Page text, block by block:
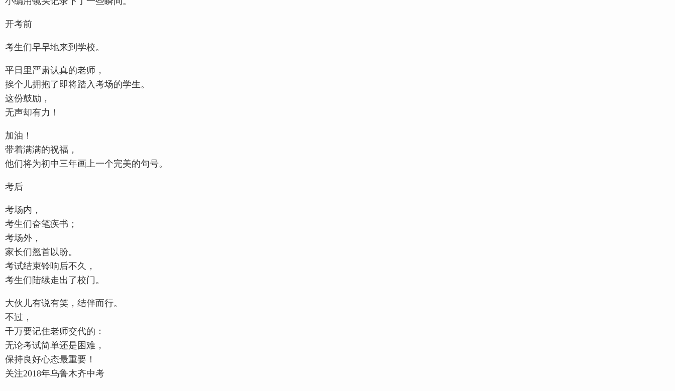
开考前
考生们早早地来到学校。
平日里严肃认真的老师，
挨个儿拥抱了即将踏入考场的学生。
这份鼓励，
无声却有力！
加油！
带着满满的祝福，
他们将为初中三年画上一个完美的句号。
考后
考场内，
考生们奋笔疾书；
考场外，
家长们翘首以盼。
考试结束铃响后不久，
考生们陆续走出了校门。
大伙儿有说有笑，结伴而行。
不过，
千万要记住老师交代的：
无论考试简单还是困难，
保持良好心态最重要！
关注2018年乌鲁木齐中考